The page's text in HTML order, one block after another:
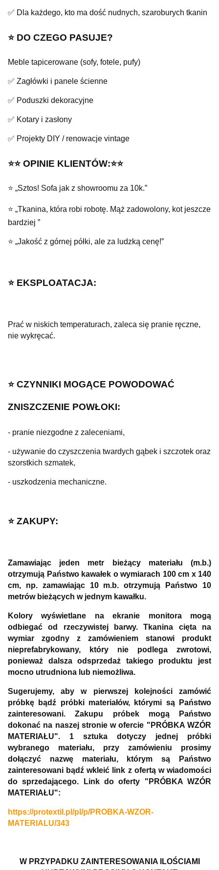
✅ Dla każdego, kto ma dość nudnych, szaroburych tkanin
⭐️ DO CZEGO PASUJE?
Meble tapicerowane (sofy, fotele, pufy)
✅ Zagłówki i panele ścienne
✅ Poduszki dekoracyjne
✅ Kotary i zasłony
✅ Projekty DIY / renowacje vintage
⭐️⭐️ OPINIE KLIENTÓW:⭐️⭐️
⭐ „Sztos! Sofa jak z showroomu za 10k.”
⭐ „Tkanina, która robi robotę. Mąż zadowolony, kot jeszcze
bardziej ”
⭐ „Jakość z górnej półki, ale za ludzką cenę!”
⭐️ EKSPLOATACJA:
Prać w niskich temperaturach, zaleca się pranie ręczne,
nie wykręcać.
⭐️ CZYNNIKI MOGĄCE POWODOWAĆ
ZNISZCZENIE POWŁOKI:
- pranie niezgodne z zaleceniami,
- używanie do czyszczenia twardych gąbek i szczotek oraz
szorstkich szmatek,
- uszkodzenia mechaniczne.
⭐️ ZAKUPY:
Zamawiając jeden metr bieżący materiału (m.b.)
otrzymują Państwo kawałek o wymiarach 100 cm x 140
cm, np. zamawiając 10 m.b. otrzymują Państwo 10
metrów bieżących w jednym kawałku.
Kolory wyświetlane na ekranie monitora mogą
odbiegać od rzeczywistej barwy. Tkanina cięta na
wymiar zgodny z zamówieniem stanowi produkt
nieprefabrykowany, który nie podlega zwrotowi,
ponieważ dalsza odsprzedaż takiego produktu jest
mocno utrudniona lub niemożliwa.
Sugerujemy, aby w pierwszej kolejności zamówić
próbkę bądź próbki materiałów, którymi są Państwo
zainteresowani. Zakupu próbek mogą Państwo
dokonać na naszej stronie w ofercie "PRÓBKA WZÓR
MATERIAŁU". 1 sztuka dotyczy jednej próbki
wybranego materiału, przy zamówieniu prosimy
dołączyć nazwę materiału, którym są Państwo
zainteresowani bądź wkleić link z ofertą w wiadomości
do sprzedającego. Link do oferty "PRÓBKA WZÓR
MATERIAŁU":
https://protextil.pl/pl/p/PROBKA-WZOR-
MATERIALU/343
W PRZYPADKU ZAINTERESOWANIA ILOŚCIAMI